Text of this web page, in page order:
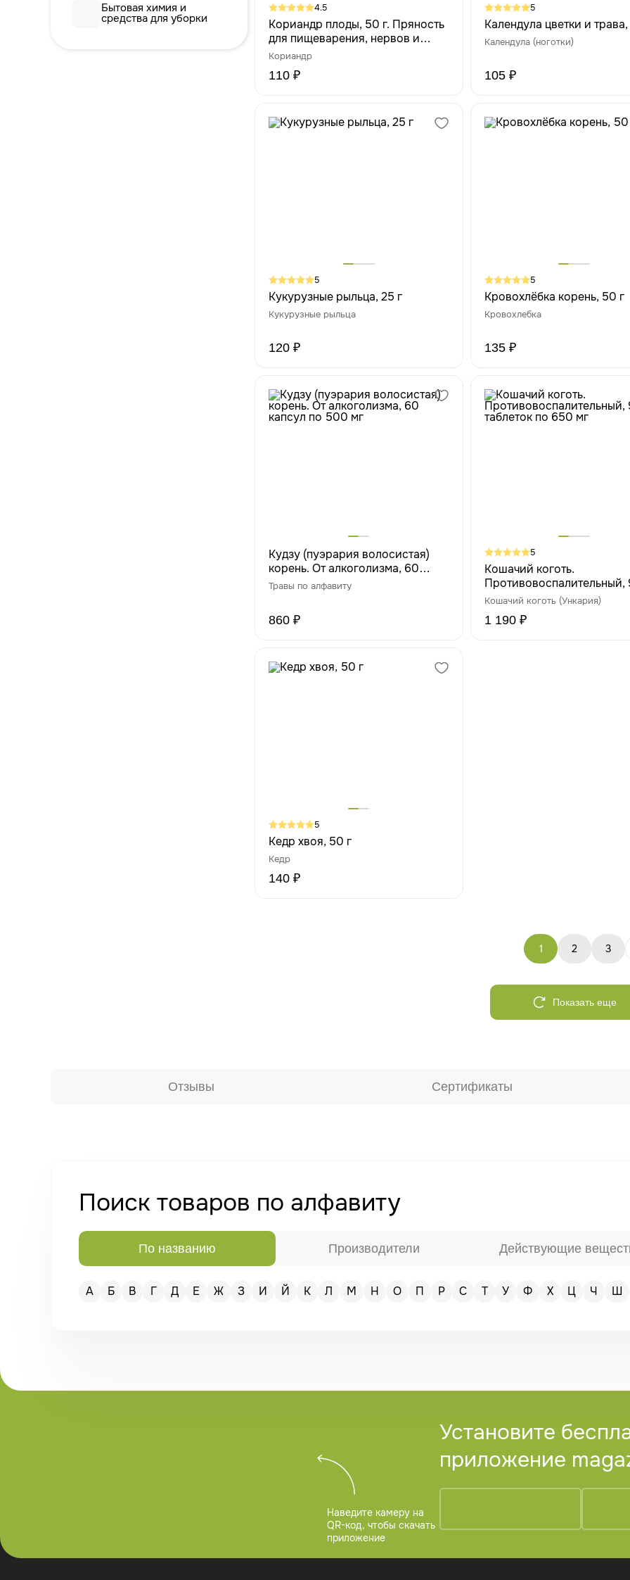
Бытовая химия и
средства для уборки
4.5
Кориандр плоды, 50 г. Пряность
для пищеварения, нервов и
здорового обмена веществ
Кориандр
110 ₽
5
Календула цветки и трава,
Календула (ноготки)
105 ₽
5
Кукурузные рыльца, 25 г
Кукурузные рыльца
120 ₽
5
Кровохлёбка корень, 50 г
Кровохлебка
135 ₽
Кудзу (пуэрария волосистая)
корень. От алкоголизма, 60
капсул по 500 мг
Травы по алфавиту
860 ₽
5
Кошачий коготь.
Противовоспалительный,
таблеток по 650 мг
Кошачий коготь (Ункария)
1 190 ₽
5
Кедр хвоя, 50 г
Кедр
140 ₽
1 2 3
Показать еще
Отзывы Сертификаты
Поиск товаров по алфавиту
По названию Производители Действующие
А Б В Г Д Е Ж З И Й К Л М Н О П Р С Т У Ф Х Ц Ч Ш
Наведите камеру на
QR-код, чтобы скачать
приложение
Установите
приложение